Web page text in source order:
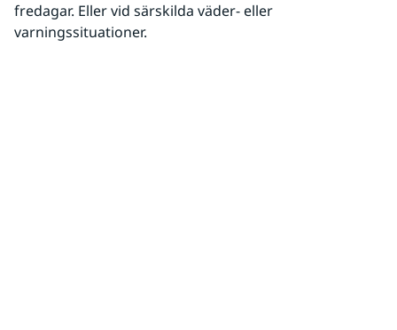
fredagar. Eller vid särskilda väder- eller
varningssituationer.